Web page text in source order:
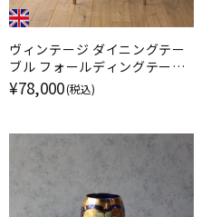
ヴィンテージ ダイニングテー
ブル フォールディングテーブ
ル ミッドセンチュリー イギリ
¥78,000(税込)